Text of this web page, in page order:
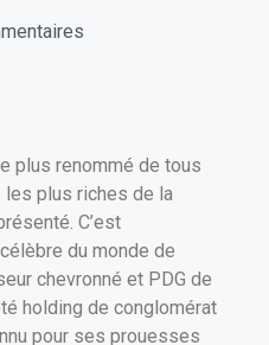
plus renommé de tous
les plus riches de la
C’est
du monde de
chevronné et PDG de
holding de conglomérat
pour ses prouesses